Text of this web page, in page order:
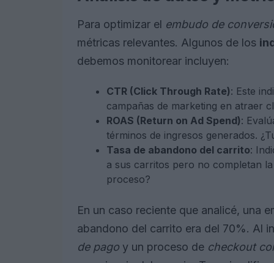
Para optimizar el embudo de
métricas relevantes. Algunos de los
debemos monitorear incluyen:
CTR (Click Through Rate): Este
campañas de marketing en atraer
ROAS (Return on Ad Spend):
términos de ingresos generados.
Tasa de abandono del carrito:
a sus carritos pero no completan
proceso?
En un caso reciente que analicé, una
abandono del carrito era del 70%. Al
de pago y un proceso de checkout